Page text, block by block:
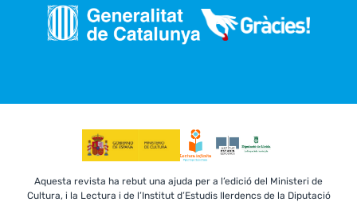
Aquesta revista ha rebut una ajuda per a l’edició del Ministeri de
Cultura, i la Lectura i de l’Institut d’Estudis Ilerdencs de la Diputació